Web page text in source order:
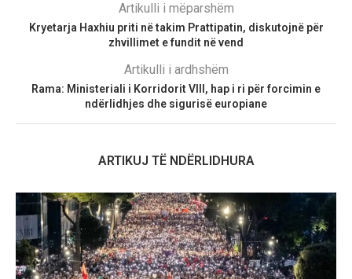
Artikulli i mëparshëm
Kryetarja Haxhiu priti në takim Prattipatin, diskutojnë për
zhvillimet e fundit në vend
Artikulli i ardhshëm
Rama: Ministeriali i Korridorit VIII, hap i ri për forcimin e
ndërlidhjes dhe sigurisë europiane
ARTIKUJ TË NDËRLIDHURA